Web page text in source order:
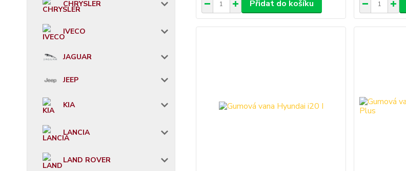
CHRYSLER
IVECO
JAGUAR
JEEP
KIA
LANCIA
LAND ROVER
Přidat do košíku